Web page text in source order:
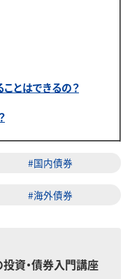
とはできるの？
#国内債券
#海外債券
資・債券入門講座